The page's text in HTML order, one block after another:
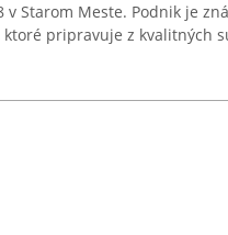
v Starom Meste. Podnik je
pripravuje z kvalitných